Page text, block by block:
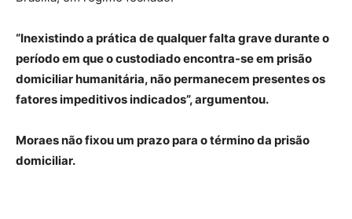
“Inexistindo a prática de qualquer falta grave durante o
período em que o custodiado encontra-se em prisão
domiciliar humanitária, não permanecem presentes os
fatores impeditivos indicados”, argumentou.
Moraes não fixou um prazo para o término da prisão
domiciliar.